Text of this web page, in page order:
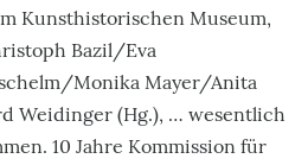
Kunsthistorischen Museum,
Bazil/Eva
Monika Mayer/Anita
Weidinger (Hg.), … wesentlich
10 Jahre Kommission für